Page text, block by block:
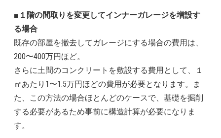
■１階の間取りを変更してインナーガレージを増設す
る場合
既存の部屋を撤去してガレージにする場合の費用は、
200〜400万円ほど。
さらに土間のコンクリートを敷設する費用として、１
㎡あたり1〜1.5万円ほどの費用が必要となります。ま
た、この方法の場合ほとんどのケースで、基礎を掘削
する必要があるため事前に構造計算が必要になりま
す。